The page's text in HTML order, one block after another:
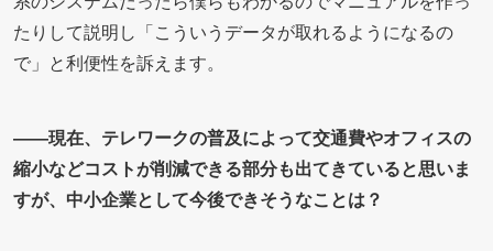
たりして説明し「こういうデータが取れるようになるの
で」と利便性を訴えます。
――現在、テレワークの普及によって交通費やオフィスの
縮小などコストが削減できる部分も出てきていると思いま
すが、中小企業として今後できそうなことは？